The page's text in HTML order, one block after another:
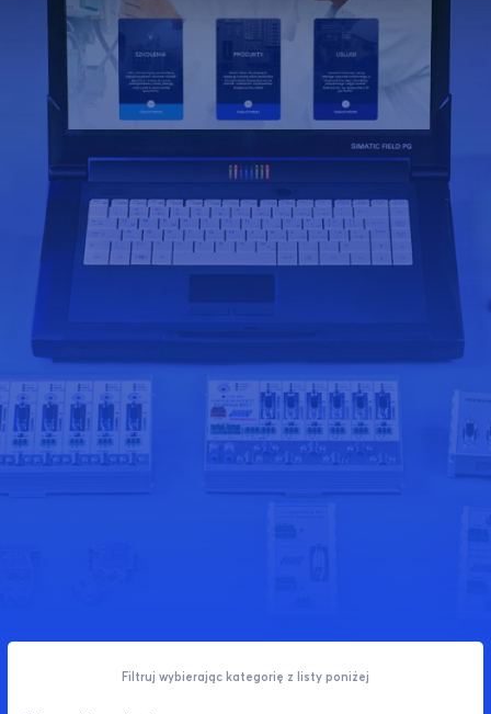
Filtruj wybierając kategorię z listy poniżej